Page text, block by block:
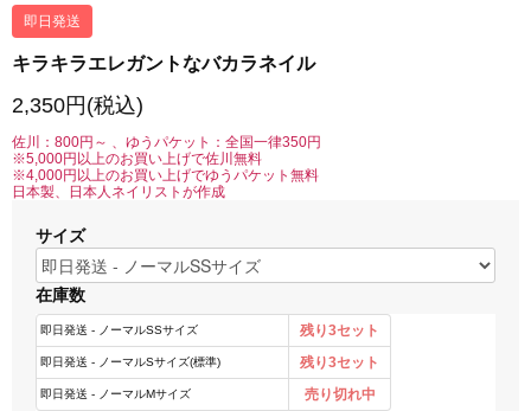
即日発送
キラキラエレガントなバカラネイル
2,350円(税込)
佐川：800円～ 、ゆうパケット：全国一律350円
※5,000円以上のお買い上げで佐川無料
※4,000円以上のお買い上げでゆうパケット無料
日本製、日本人ネイリストが作成
サイズ
在庫数